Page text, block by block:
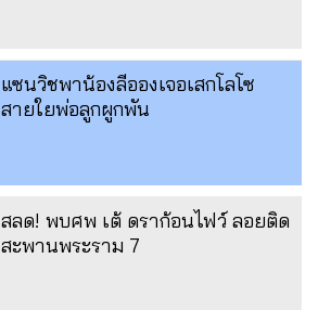
แซนวิชพาน้องลีอองเจอเสกโลโซ
สายใยพ่อลูกผูกพัน
สลด! พบศพ เต้ ดราก้อนไฟว์ ลอยติด
สะพานพระราม 7